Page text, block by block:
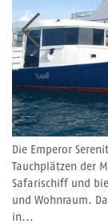
Die Emperor
Tauchplätzen der
Safarischiff und
und Wohnraum.
in...